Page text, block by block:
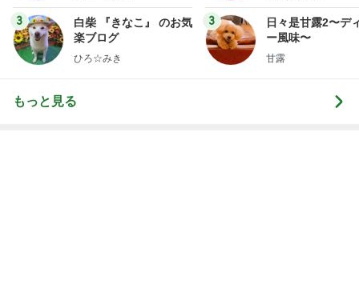
3
白柴 『きなこ』 のお気
楽ブログ
ひろ☆みき
3
日々是甘露2〜デ
ー風味〜
甘露
もっと見る